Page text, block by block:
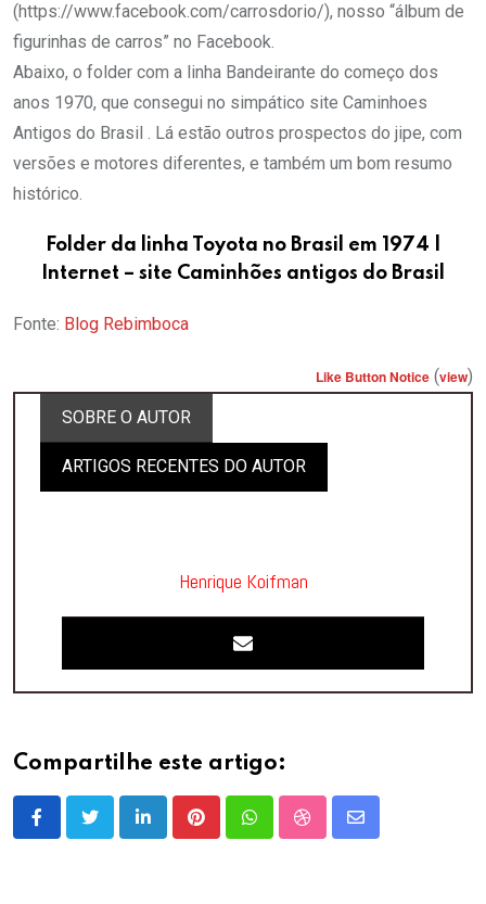
(https://www.facebook.com/carrosdorio/), nosso “álbum de
figurinhas de carros” no Facebook.
Abaixo, o folder com a linha Bandeirante do começo dos
anos 1970, que consegui no simpático site Caminhoes
Antigos do Brasil . Lá estão outros prospectos do jipe, com
versões e motores diferentes, e também um bom resumo
histórico.
Folder da linha Toyota no Brasil em 1974 |
Internet – site Caminhões antigos do Brasil
Fonte: Blog Rebimboca
Like Button Notice (view)
SOBRE O AUTOR
ARTIGOS RECENTES DO AUTOR
Henrique Koifman
Compartilhe este artigo:
LinkedInPinterestWhatsappStumbleUpon
Share